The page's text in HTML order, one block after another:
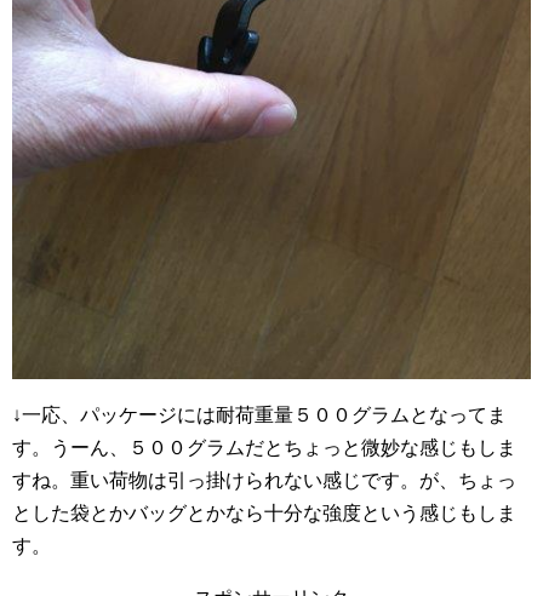
↓一応、パッケージには耐荷重量５００グラムとなってま
す。うーん、５００グラムだとちょっと微妙な感じもしま
すね。重い荷物は引っ掛けられない感じです。が、ちょっ
とした袋とかバッグとかなら十分な強度という感じもしま
す。